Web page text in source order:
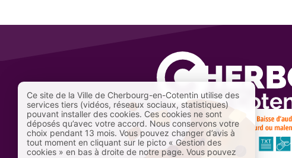
Ce site de la Ville de Cherbourg-en-Cotentin utilise des
services tiers (vidéos, réseaux sociaux, statistiques)
pouvant installer des cookies. Ces cookies ne sont
déposés qu’avec votre accord. Nous conservons votre
choix pendant 13 mois. Vous pouvez changer d’avis à
tout moment en cliquant sur le picto « Gestion des
cookies » en bas à droite de notre page. Vous pouvez